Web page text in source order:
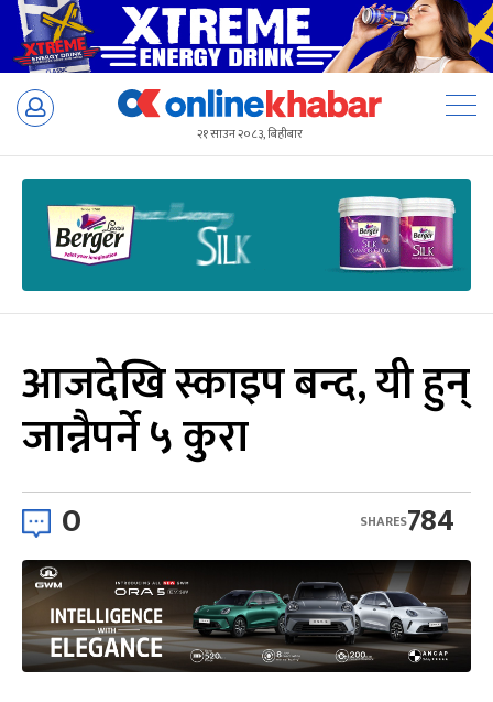
Skip
२१ साउन २०८३, बिहीबार
आजदेखि स्काइप बन्द, यी हुन्
जान्नैपर्ने ५ कुरा
0 784
SHARES